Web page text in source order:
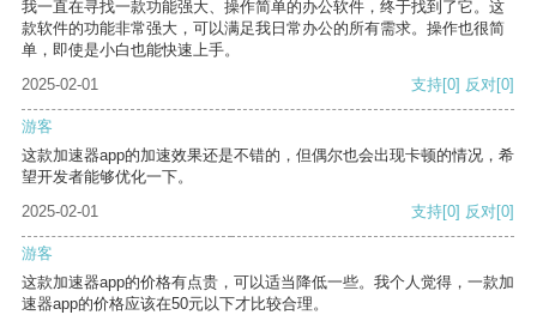
我一直在寻找一款功能强大、操作简单的办公软件，终于找到了它。这
款软件的功能非常强大，可以满足我日常办公的所有需求。操作也很简
单，即使是小白也能快速上手。
2025-02-01
支持[0] 反对[0]
游客
这款加速器app的加速效果还是不错的，但偶尔也会出现卡顿的情况，希
望开发者能够优化一下。
2025-02-01
支持[0] 反对[0]
游客
这款加速器app的价格有点贵，可以适当降低一些。我个人觉得，一款加
速器app的价格应该在50元以下才比较合理。